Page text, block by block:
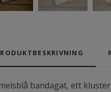
bandagat, ett